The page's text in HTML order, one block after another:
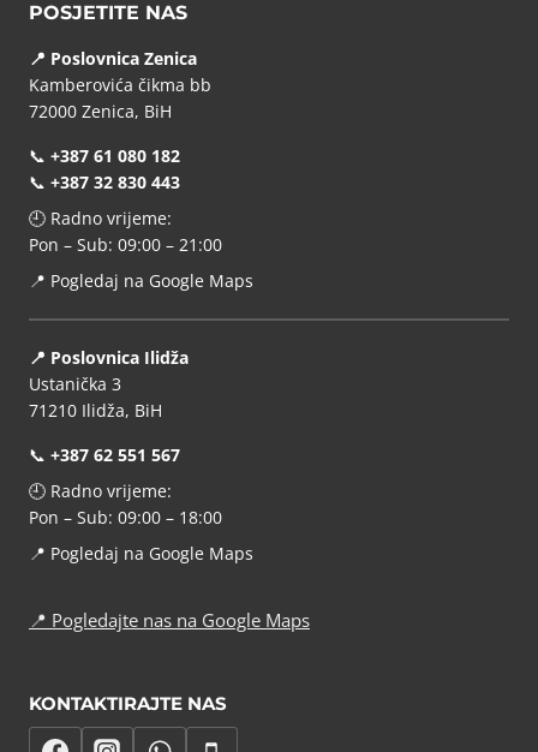
POSJETITE NAS
📍 Poslovnica Zenica
Kamberovića čikma bb
72000 Zenica, BiH
📞 +387 61 080 182
📞 +387 32 830 443
🕘 Radno vrijeme:
Pon – Sub: 09:00 – 21:00
📍 Pogledaj na Google Maps
📍 Poslovnica Ilidža
Ustanička 3
71210 Ilidža, BiH
📞 +387 62 551 567
🕘 Radno vrijeme:
Pon – Sub: 09:00 – 18:00
📍 Pogledaj na Google Maps
📍 Pogledajte nas na Google Maps
KONTAKTIRAJTE NAS